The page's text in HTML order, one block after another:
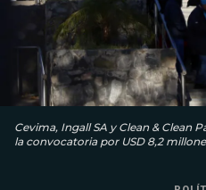
Cevima, Ingall SA y Clean & Clean
la convocatoria por USD 8,2